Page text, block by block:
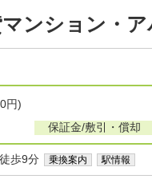
ンション・
円)
保証金/敷引・償却
徒歩9分 乗換案内 駅情報